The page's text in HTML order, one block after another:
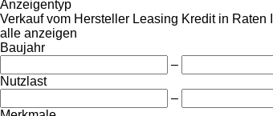
Anzeigentyp
Verkauf vom Hersteller Leasing Kredit in Raten
alle anzeigen
Baujahr
–
Nutzlast
–